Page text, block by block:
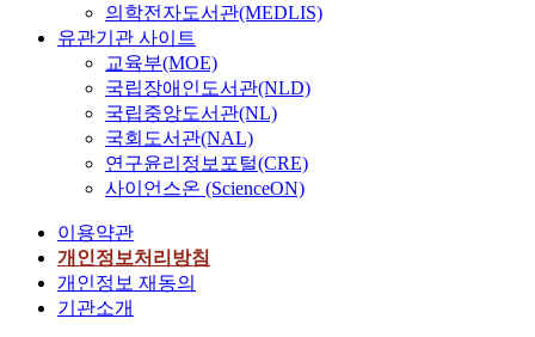
의학전자도서관(MEDLIS)
유관기관 사이트
교육부(MOE)
국립장애인도서관(NLD)
국립중앙도서관(NL)
국회도서관(NAL)
연구윤리정보포털(CRE)
사이언스온 (ScienceON)
이용약관
개인정보처리방침
개인정보 재동의
기관소개